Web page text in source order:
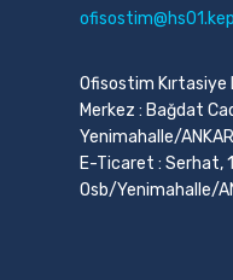
Ofisostim Kırtasiye
Merkez : Bağdat
Yenimahalle/
E-Ticaret : Serhat,
Osb/Yenimahalle/